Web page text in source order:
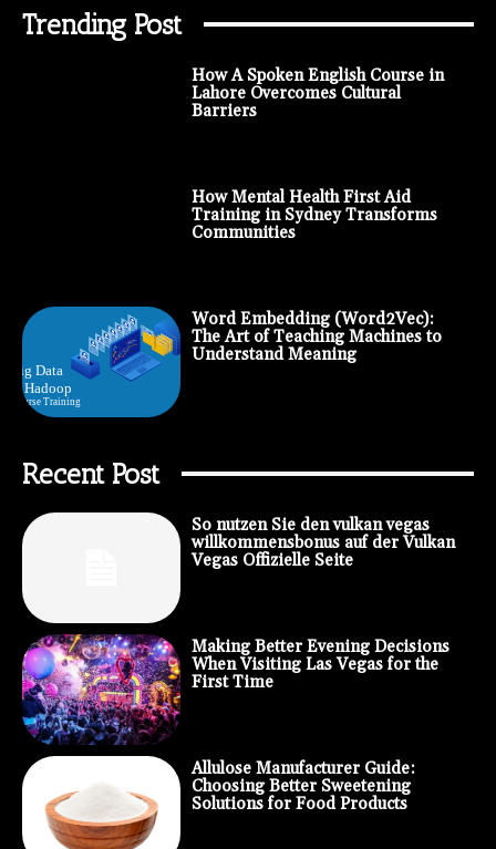
Trending Post
How A Spoken English Course in
Lahore Overcomes Cultural
Barriers
How Mental Health First Aid
Training in Sydney Transforms
Communities
Word Embedding (Word2Vec):
The Art of Teaching Machines to
Understand Meaning
Recent Post
So nutzen Sie den vulkan vegas
willkommensbonus auf der Vulkan
Vegas Offizielle Seite
Making Better Evening Decisions
When Visiting Las Vegas for the
First Time
Allulose Manufacturer Guide:
Choosing Better Sweetening
Solutions for Food Products